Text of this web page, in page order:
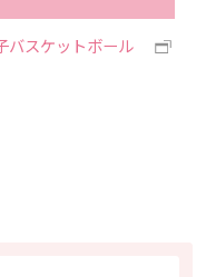
ついて
バスケットボール